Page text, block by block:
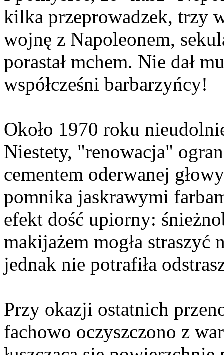
kilka przeprowadzek, trzy
wojnę z Napoleonem,
porastał mchem. Nie dał
współcześni barbarzyńcy!
Około 1970 roku
Niestety, "renowacja"
cementem oderwanej
pomnika jaskrawymi
efekt dość upiorny:
makijażem mogła straszyć
jednak nie potrafiła
Przy okazji ostatnich
fachowo oczyszczono z